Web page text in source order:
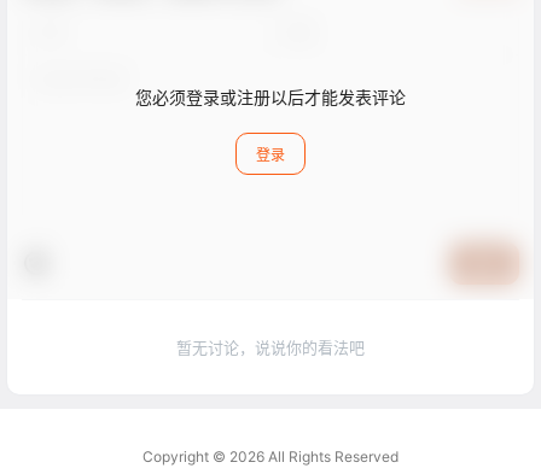
您必须登录或注册以后才能发表评论
登录
暂无讨论，说说你的看法吧
Copyright © 2026 All Rights Reserved